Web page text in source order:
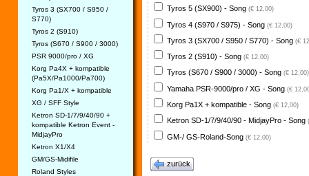
Tyros 3 (SX700 / S950 /
S770)
Tyros 2 (S910)
Tyros (S670 / S900 / 3000)
PSR 9000/pro / XG
Korg Pa4X + kompatible
(Pa5X/Pa1000/Pa700)
Korg Pa1/X + kompatible
XG / SFF Style
Ketron SD-1/7/9/40/90 +
kompatible Ketron Event -
MidjayPro
Ketron X1/X4
GM/GS-Midifile
Roland Styles
Tyros 5 (SX900) - Song (€ 12,00)
Tyros 4 (S970 / S975) - Song (€ 12,00)
Tyros 3 (SX700 / S950 / S770) - Song (€
Tyros 2 (S910) - Song (€ 12,00)
Tyros (S670 / S900 / 3000) - Song (€ 12,00)
Yamaha PSR-9000/pro / XG - Song (€
Korg Pa1X + kompatible - Song (€ 12,00)
Ketron SD-1/7/9/40/90 - MidjayPro - Song
GM-/ GS-Roland-Song (€ 12,00)
zurück